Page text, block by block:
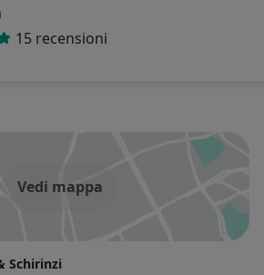
15 recensioni
Vedi mappa
Schirinzi